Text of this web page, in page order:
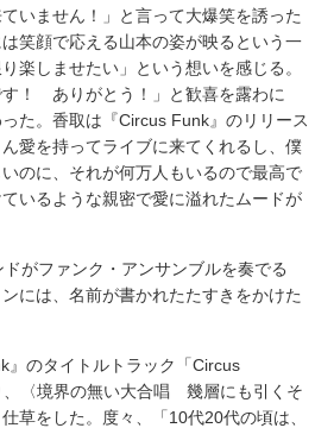
いません！」と言って大爆笑を誘った
笑顔で応える山本の姿が映るという一
楽しませたい」という想いを感じる。
！ ありがとう！」と歓喜を露わに
た。香取は『Circus Funk』のリリース
愛を持ってライブに来てくれるし、僕
のに、それが何万人もいるので最高で
いるような親密で愛に溢れたムードが
がファンク・アンサンブルを奏でる
には、名前が書かれたたすきをかけた
のタイトルトラック「Circus
〈境界の無い大合唱 幾層にも引くそ
草をした。度々、「10代20代の頃は、